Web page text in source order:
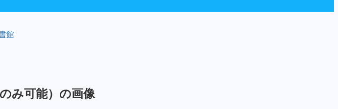
館
み可能）の画像